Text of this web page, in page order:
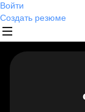
Войти
Создать резюме